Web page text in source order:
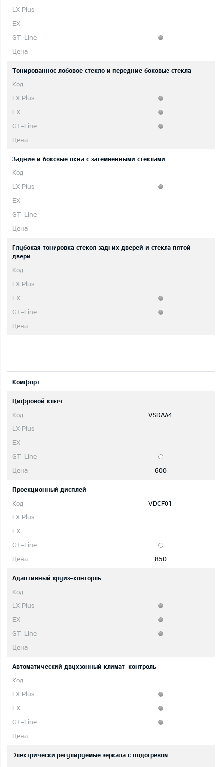
Тонированное лобовое стекло и передние боковые стекла
Задние и боковые окна с затемненными стеклами
Глубокая тонировка стекол задних дверей и стекла пятой
двери
Комфорт
Цифровой ключ
VSDAA4
600
Проекционный дисплей
VDCF01
850
Адаптивный круиз-конторль
Автоматический двухзонный климат-контроль
Электрически регулируемые зеркала с подогревом